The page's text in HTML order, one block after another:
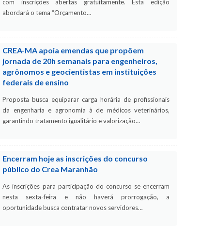
com inscrições abertas gratuitamente. Esta edição
abordará o tema “Orçamento…
CREA-MA apoia emendas que propõem
jornada de 20h semanais para engenheiros,
agrônomos e geocientistas em instituições
federais de ensino
Proposta busca equiparar carga horária de profissionais
da engenharia e agronomia à de médicos veterinários,
garantindo tratamento igualitário e valorização…
Encerram hoje as inscrições do concurso
público do Crea Maranhão
As inscrições para participação do concurso se encerram
nesta sexta-feira e não haverá prorrogação, a
oportunidade busca contratar novos servidores…